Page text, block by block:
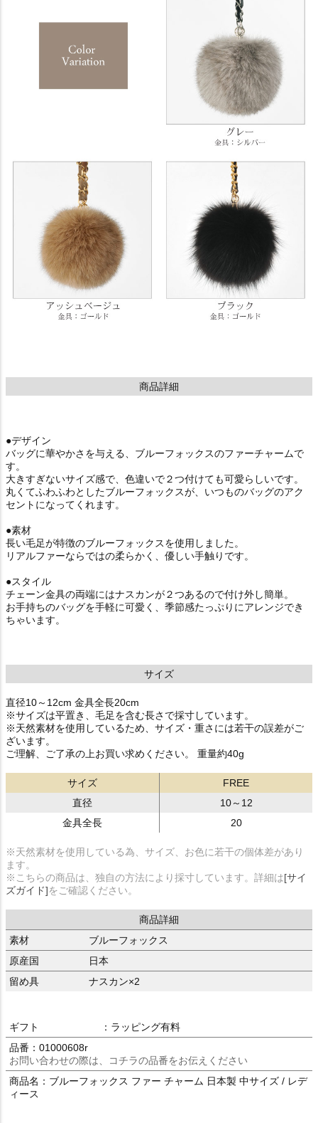
商品詳細
●デザイン
バッグに華やかさを与える、ブルーフォックスのファーチャームで
す。
大きすぎないサイズ感で、色違いで２つ付けても可愛らしいです。
丸くてふわふわとしたブルーフォックスが、いつものバッグのアク
セントになってくれます。
●素材
長い毛足が特徴のブルーフォックスを使用しました。
リアルファーならではの柔らかく、優しい手触りです。
●スタイル
チェーン金具の両端にはナスカンが２つあるので付け外し簡単。
お手持ちのバッグを手軽に可愛く、季節感たっぷりにアレンジでき
ちゃいます。
サイズ
直径10～12cm 金具全長20cm
※サイズは平置き、毛足を含む長さで採寸しています。
※天然素材を使用しているため、サイズ・重さには若干の誤差がご
ざいます。
ご理解、ご了承の上お買い求めください。 重量約40g
サイズ
FREE
直径
10～12
金具全長
20
※天然素材を使用している為、サイズ、お色に若干の個体差があり
ます。
※こちらの商品は、独自の方法により採寸しています。詳細は[サイ
ズガイド]をご確認ください。
商品詳細
素材
ブルーフォックス
原産国
日本
留め具
ナスカン×2
ギフト
：ラッピング有料
品番：01000608r
お問い合わせの際は、コチラの品番をお伝えください
商品名：ブルーフォックス ファー チャーム 日本製 中サイズ / レデ
ィース